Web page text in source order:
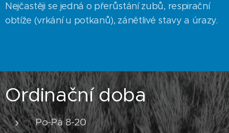
Nejčastěji se jedná o přerůstání zubů, respirační
obtíže (vrkání u potkanů), zánětlivé stavy a úrazy.
Ordinační doba
Po-Pá 8-20